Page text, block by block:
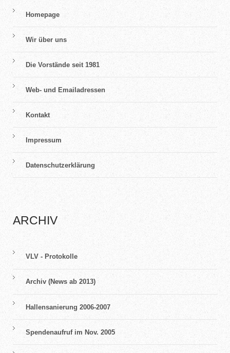
Homepage
Wir über uns
Die Vorstände seit 1981
Web- und Emailadressen
Kontakt
Impressum
Datenschutzerklärung
ARCHIV
VLV - Protokolle
Archiv (News ab 2013)
Hallensanierung 2006-2007
Spendenaufruf im Nov. 2005